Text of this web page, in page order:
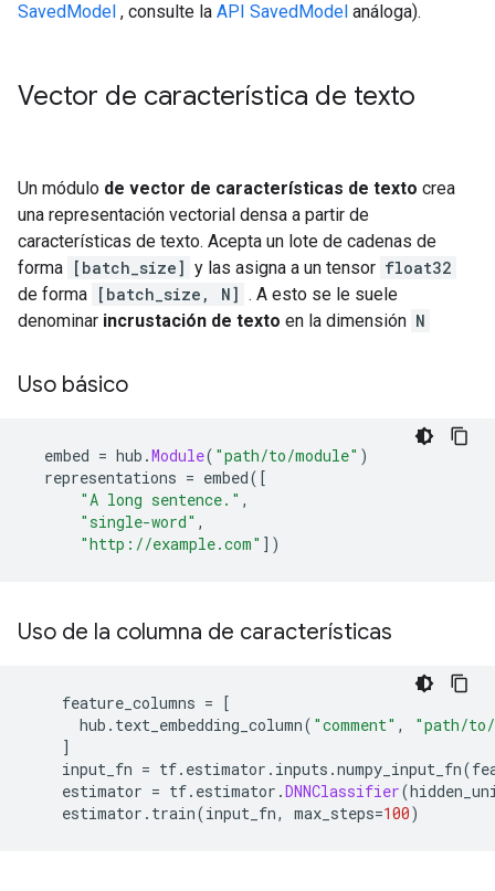
SavedModel , consulte la API SavedModel análoga).
Vector de característica de texto
Un módulo de vector de características de texto crea
una representación vectorial densa a partir de
características de texto. Acepta un lote de cadenas de
forma [batch_size] y las asigna a un tensor float32
de forma [batch_size, N] . A esto se le suele
denominar incrustación de texto en la dimensión N
Uso básico
embed = hub .Module( "path/to/module" )
representations = embed([
"A long sentence." ,
"single-word" ,
"http://example.com" ])
Uso de la columna de características
feature_columns = [
hub . text_embedding_column( "comment" ,
"path/to/
]
input_fn = tf. estimator . inputs .numpy_input_fn(
estimator = tf. estimator .DNNClassifier(
estimator . train(input_fn, max_steps=100)